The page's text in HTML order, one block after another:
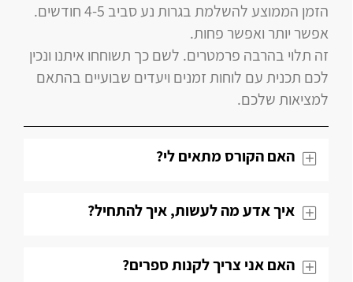
הזמן הממוצע להשלמת בגרות נע סביב 4-5 חודשים.
אפשר יותר ואפשר פחות.
זה תלוי בהרבה פרמטרים. לשם כך תשוחחו איתנו ונכין
לכם תכנית עם לוחות זמנים ויעדים שבועיים בהתאם
למציאות שלכם.
האם הקורס מתאים לי?
איך אדע מה לעשות, איך להתחיל?
האם אני צריך לקנות ספרים?